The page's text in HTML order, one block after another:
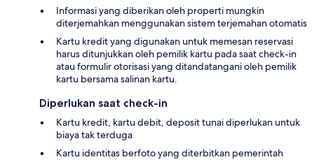
Informasi yang diberikan oleh properti mungkin
diterjemahkan menggunakan sistem terjemahan otomatis
Kartu kredit yang digunakan untuk memesan reservasi
harus ditunjukkan oleh pemilik kartu pada saat check-in
atau formulir otorisasi yang ditandatangani oleh pemilik
kartu bersama salinan kartu.
Diperlukan saat check-in
Kartu kredit, kartu debit, deposit tunai diperlukan untuk
biaya tak terduga
Kartu identitas berfoto yang diterbitkan pemerintah